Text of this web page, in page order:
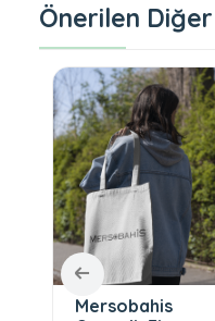
Önerilen
Mersobahis